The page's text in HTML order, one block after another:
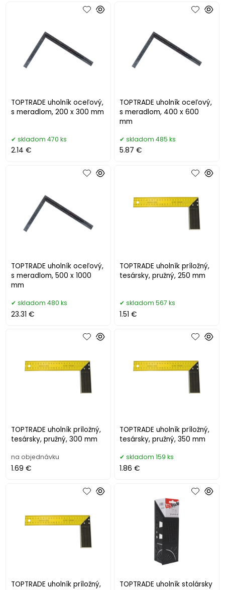
TOPTRADE uholník oceľový,
s meradlom, 200 x 300 mm
skladom 470 ks
2.14 €
TOPTRADE uholník oceľový,
s meradlom, 400 x 600
mm
skladom 485 ks
5.87 €
TOPTRADE uholník oceľový,
s meradlom, 500 x 1000
mm
skladom 480 ks
23.31 €
TOPTRADE uholník príložný,
tesársky, pružný, 250 mm
skladom 567 ks
1.51 €
TOPTRADE uholník príložný,
tesársky, pružný, 300 mm
na objednávku
1.69 €
TOPTRADE uholník príložný,
tesársky, pružný, 350 mm
skladom 159 ks
1.86 €
TOPTRADE uholník príložný,
TOPTRADE uholník stolársky